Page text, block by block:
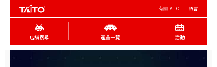
有關TAITO 語言
店舖搜尋 產品一覽 活動